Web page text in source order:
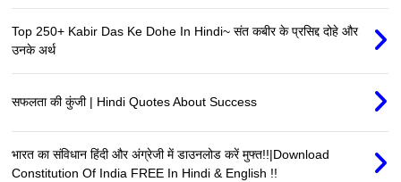
Top 250+ Kabir Das Ke Dohe In Hindi~ संत कबीर के प्रसिद्द दोहे और
उनके अर्थ
सफलता की कुंजी | Hindi Quotes About Success
भारत का संविधान हिंदी और अंग्रेजी में डाउनलोड करें मुफ्त!!|Download
Constitution Of India FREE In Hindi & English !!